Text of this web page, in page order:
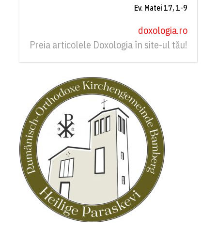
Ev. Matei 17, 1-9
doxologia.ro
Preia articolele Doxologia în site-ul tău!